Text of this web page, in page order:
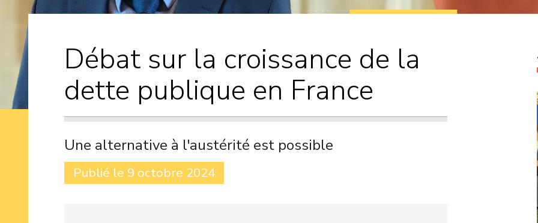
loi
Débat sur la croissance de la
dette publique en France
Une alternative à l'austérité est possible
Publié le 9 octobre 2024